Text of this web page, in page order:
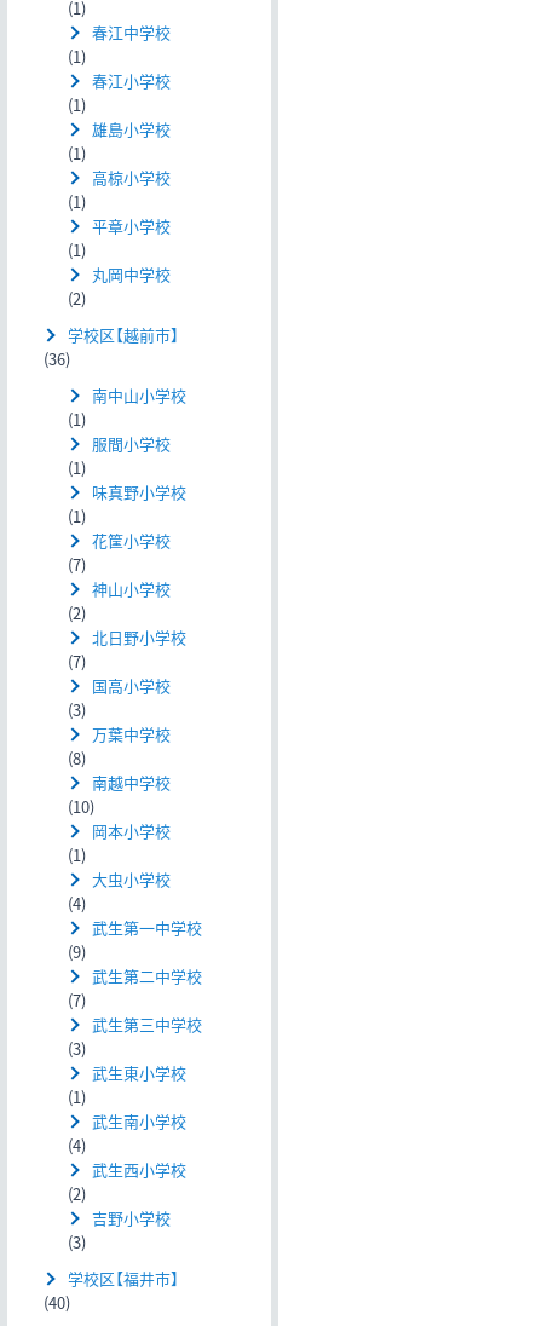
(1)
春江中学校
(1)
春江小学校
(1)
雄島小学校
(1)
高椋小学校
(1)
平章小学校
(1)
丸岡中学校
(2)
学校区【越前市】
(36)
南中山小学校
(1)
服間小学校
(1)
味真野小学校
(1)
花筐小学校
(7)
神山小学校
(2)
北日野小学校
(7)
国高小学校
(3)
万葉中学校
(8)
南越中学校
(10)
岡本小学校
(1)
大虫小学校
(4)
武生第一中学校
(9)
武生第二中学校
(7)
武生第三中学校
(3)
武生東小学校
(1)
武生南小学校
(4)
武生西小学校
(2)
吉野小学校
(3)
学校区【福井市】
(40)